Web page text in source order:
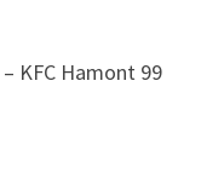
KFC Hamont 99